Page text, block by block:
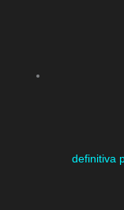
definitiva